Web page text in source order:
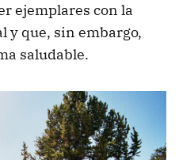
ejemplares con la
y que, sin embargo,
saludable.